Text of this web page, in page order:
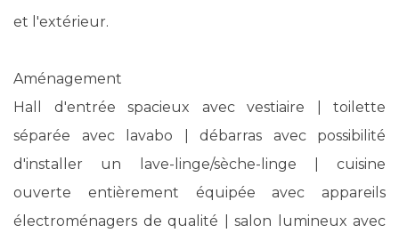
et l'extérieur.
Aménagement
Hall d'entrée spacieux avec vestiaire | toilette
séparée avec lavabo | débarras avec possibilité
d'installer un lave-linge/sèche-linge | cuisine
ouverte entièrement équipée avec appareils
électroménagers de qualité | salon lumineux avec